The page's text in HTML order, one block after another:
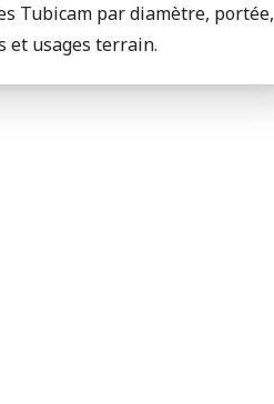
Tubicam par diamètre, portée,
et usages terrain.